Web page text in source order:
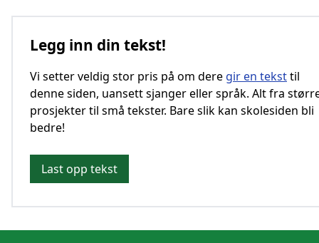
Legg inn din tekst!
Vi setter veldig stor pris på om dere gir en teksttil
denne siden, uansett sjanger eller språk. Alt fra
prosjekter til små tekster. Bare slik kan skolesiden bli
bedre!
Last opp tekst